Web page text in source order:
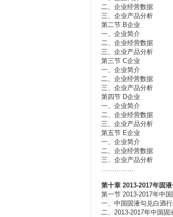
二、企业经营数据
三、企业产品分析
第二节 B企业
一、企业简介
二、企业经营数据
三、企业产品分析
第三节 C企业
一、企业简介
二、企业经营数据
三、企业产品分析
第四节 D企业
一、企业简介
二、企业经营数据
三、企业产品分析
第五节 E企业
一、企业简介
二、企业经营数据
三、企业产品分析
……………
第十章 2013-2017年固
第一节 2013-2017年中
一、中国固液勾兑白酒
二、2013-2017年中国